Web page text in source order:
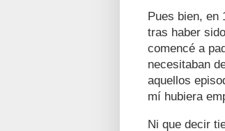
Pues bien, en
tras haber
comencé a
necesitaban
aquellos
mí hubiera
Ni que decir